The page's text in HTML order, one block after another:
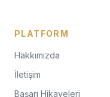
PLATFORM
Hakkımızda
İletişim
Başarı Hikayeleri